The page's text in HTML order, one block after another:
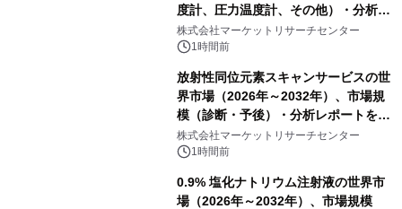
度計、圧力温度計、その他）・分析レ
ポートを発表
株式会社マーケットリサーチセンター
1時間前
放射性同位元素スキャンサービスの世
界市場（2026年～2032年）、市場規
模（診断・予後）・分析レポートを発
表
株式会社マーケットリサーチセンター
1時間前
0.9% 塩化ナトリウム注射液の世界市
場（2026年～2032年）、市場規模